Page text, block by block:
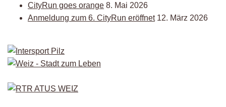
CityRun goes orange 8. Mai 2026
Anmeldung zum 6. CityRun eröffnet 12. März 2026